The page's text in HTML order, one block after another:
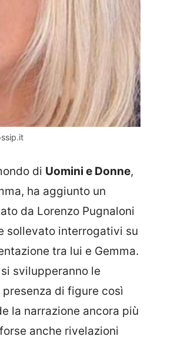
di Uomini e Donne,
ha aggiunto un
da Lorenzo Pugnaloni
sollevato interrogativi su
tra lui e Gemma.
svilupperanno le
di figure così
la narrazione ancora più
anche rivelazioni